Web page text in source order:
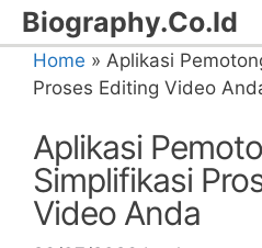
Skip
to
content
Biography.Co.Id
Home » Aplikasi
Proses Editing Video
Aplikasi
Simplifikasi
Video Anda